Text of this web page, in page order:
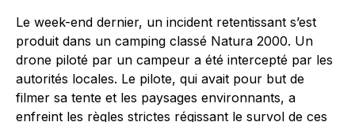
Le week-end dernier, un incident retentissant s’est
produit dans un camping classé Natura 2000. Un
drone piloté par un campeur a été intercepté par les
autorités locales. Le pilote, qui avait pour but de
filmer sa tente et les paysages environnants, a
enfreint les règles strictes régissant le survol de ces